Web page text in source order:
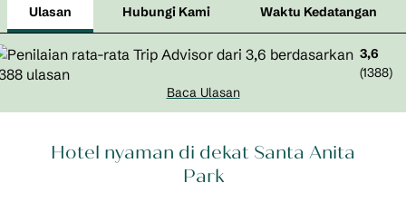
Ulasan Hubungi Kami
Waktu Kedatangan
3,6
(1388)
Baca Ulasan
Hotel nyaman di dekat Santa Anita
Park